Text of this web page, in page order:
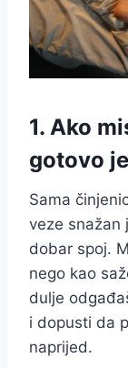
1. Ako
gotovo je
Sama
veze snažan
dobar spoj.
nego kao
dulje
i dopusti da
naprijed.